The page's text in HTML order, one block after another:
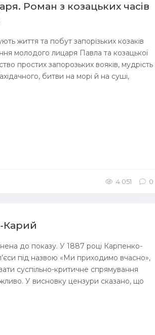
Роман з козацьких часів
життя та побут запорізьких козаків
молодого лицаря Павла та козацької
простих запорозьких вояків, мудрість
битви на морі й на суші,
4 051 0
Карий
до показу. У 1887 році Карпенко-
під назвою «Ми приходимо вчасно»,
суспільно-критичне спрямування
У висновку цензури сказано, що